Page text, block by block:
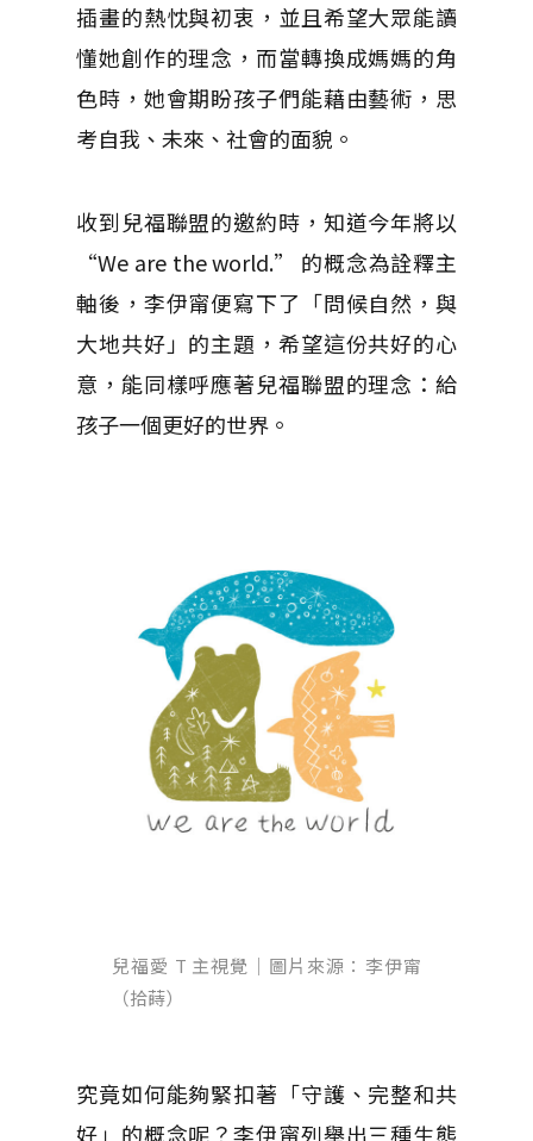
插畫的熱忱與初衷，並且希望大眾能讀
懂她創作的理念，而當轉換成媽媽的角
色時，她會期盼孩子們能藉由藝術，思
考自我、未來、社會的面貌。
收到兒福聯盟的邀約時，知道今年將以
“We are the world.” 的概念為詮釋主
軸後，李伊甯便寫下了「問候自然，與
大地共好」的主題，希望這份共好的心
意，能同樣呼應著兒福聯盟的理念：給
孩子一個更好的世界。
兒福愛 T 主視覺｜圖片來源：李伊甯
（拾蒔）
究竟如何能夠緊扣著「守護、完整和共
好」的概念呢？李伊甯列舉出三種生態